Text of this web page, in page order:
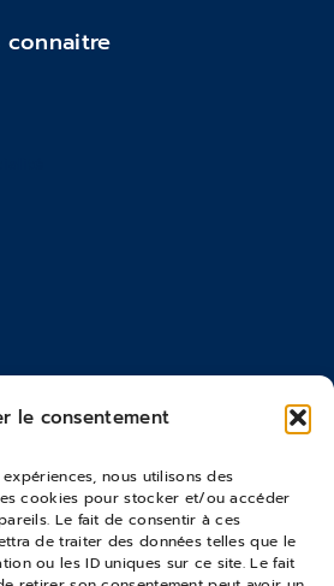
le consentement
nous utilisons des
cookies pour stocker et/ou accéder
Le fait de consentir à ces
de traiter des données telles que le
ou les ID uniques sur ce site. Le fait
connaitre
vente